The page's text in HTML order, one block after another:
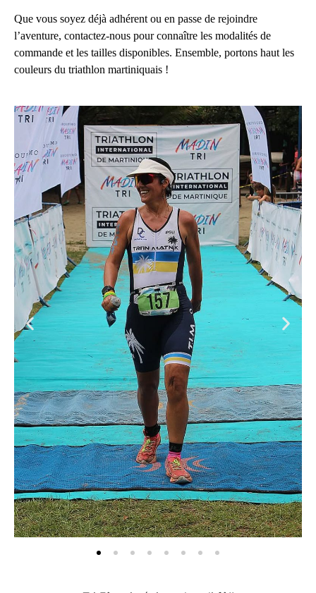
Que vous soyez déjà adhérent ou en passe de rejoindre
l’aventure, contactez-nous pour connaître les modalités de
commande et les tailles disponibles. Ensemble, portons haut les
couleurs du triathlon martiniquais !